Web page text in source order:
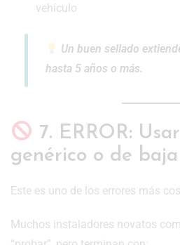
vehículo
Un buen sellado
hasta 5 años o más.
7. ERROR:
genérico o de
Este es uno de los errores más
Muchos instaladores novatos